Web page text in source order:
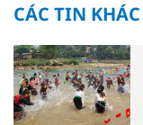
CÁC TIN KHÁC